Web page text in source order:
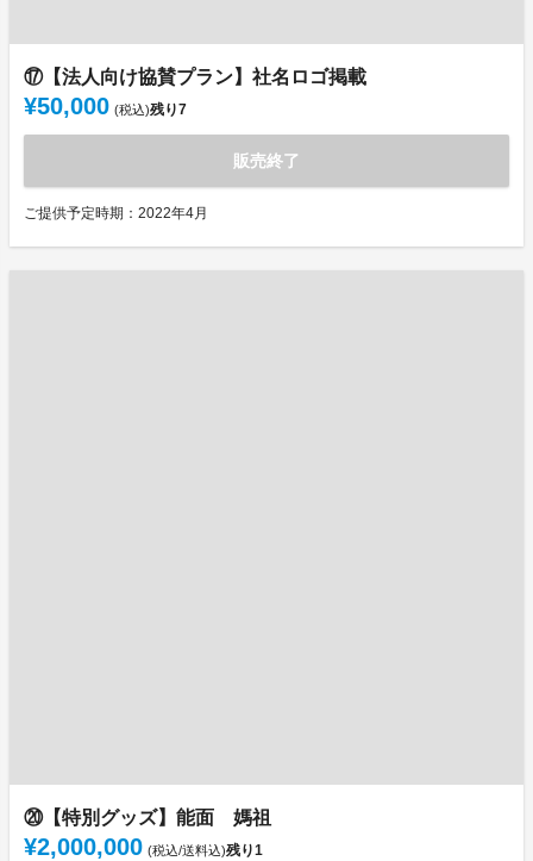
⑰【法人向け協賛プラン】社名ロゴ掲載
¥50,000 (税込)残り7
販売終了
ご提供予定時期：2022年4月
⑳【特別グッズ】能面 媽祖
¥2,000,000 (税込/送料込)残り1